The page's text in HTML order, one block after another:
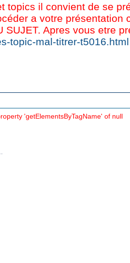
topics il convient de se
a votre présentation
SUJET. Apres vous etre
topic-mal-titrer-t5016.html
'getElementsByTagName' of null